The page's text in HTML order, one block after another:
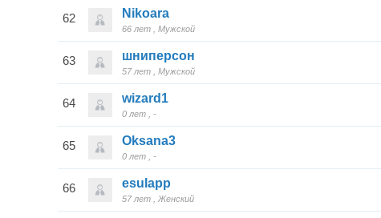
62 Nikoara
66 лет Мужской
63 шниперсон
57 лет Мужской
64 wizard1
0 лет -
65 Oksana3
0 лет -
66 esulapp
57 лет Женский